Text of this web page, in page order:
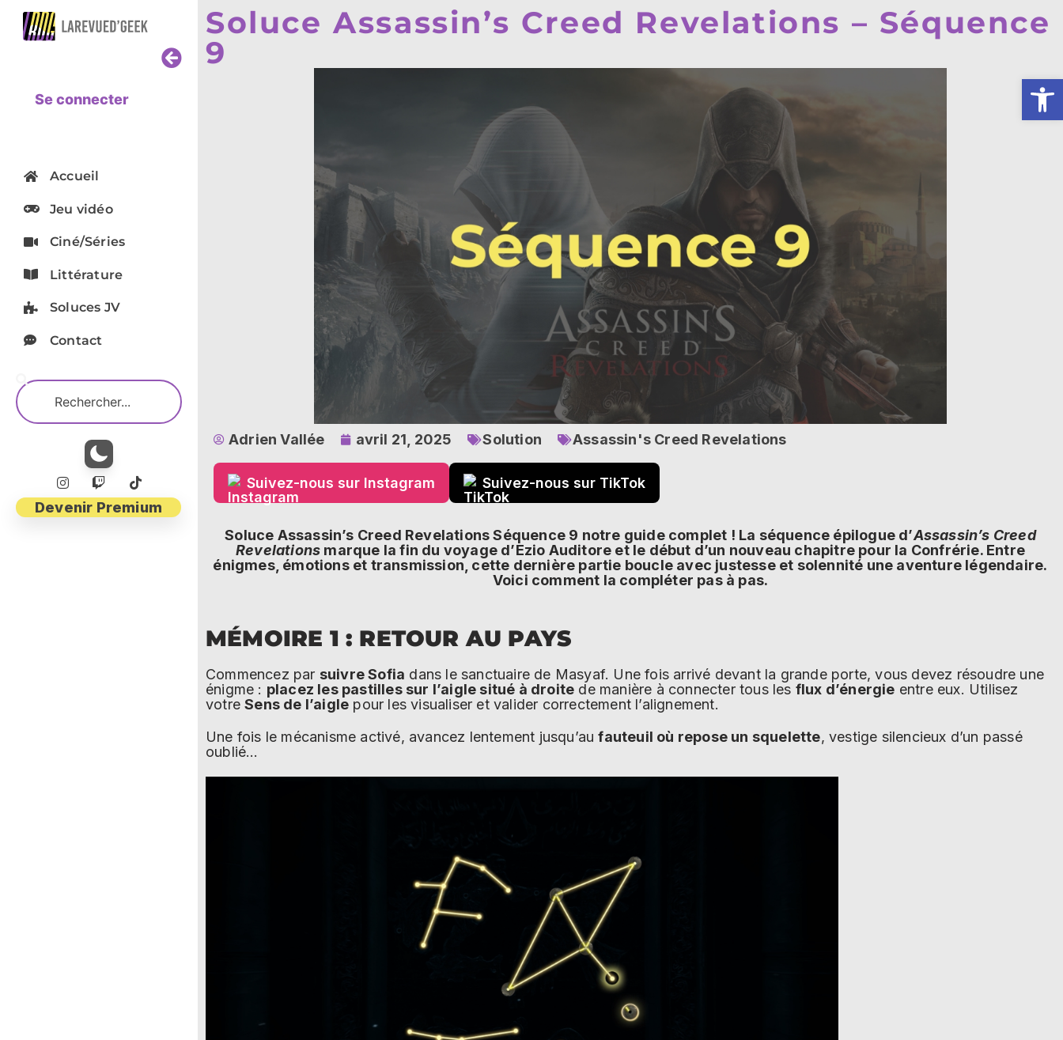
Se connecter
Accueil
Jeu vidéo
Ciné/Séries
Littérature
Soluces JV
Contact
Devenir Premium
Soluce Assassin’s Creed Revelations – Séquence
9
Adrien Vallée avril 21, 2025 Solution Assassin's Creed Revelations
Suivez-nous sur Instagram Suivez-nous sur TikTok
Soluce Assassin’s Creed Revelations Séquence 9 notre guide complet ! La séquence épilogue d’Assassin’s Creed
Revelations marque la fin du voyage d’Ezio Auditore et le début d’un nouveau chapitre pour la Confrérie. Entre
énigmes, émotions et transmission, cette dernière partie boucle avec justesse et solennité une aventure légendaire.
Voici comment la compléter pas à pas.
MÉMOIRE 1 : RETOUR AU PAYS
Commencez par suivre Sofia dans le sanctuaire de Masyaf. Une fois arrivé devant la grande porte, vous devez résoudre une
énigme : placez les pastilles sur l’aigle situé à droite de manière à connecter tous les flux d’énergie entre eux. Utilisez
votreSens de l’aigle pour les visualiser et valider correctement l’alignement.
Une fois le mécanisme activé, avancez lentement jusqu’aufauteuil où repose un squelette, vestige silencieux d’un passé
oublié…